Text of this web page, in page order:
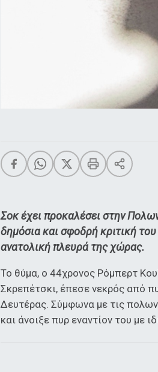
Σοκ έχει προκαλέσει στην
δημόσια και σφοδρή κριτική
ανατολική πλευρά της χώρας.
Το θύμα, ο 44χρονος Ρόμπερτ
Σκρεπέτσκι, έπεσε νεκρός από
Δευτέρας. Σύμφωνα με τις
και άνοιξε πυρ εναντίον του με